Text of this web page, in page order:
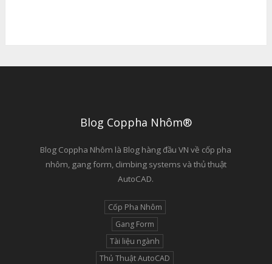
Blog Coppha Nhôm®
Blog Coppha Nhôm là Blog hàng đầu VN về cốp pha
nhôm, gang form, climbing systems và thủ thuật
AutoCAD.
Cốp Pha Nhôm
Gang Form
Tài liệu ngành
Thủ Thuật AutoCAD